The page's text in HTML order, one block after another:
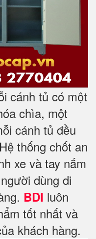
cánh tủ có một
chìa, một
cánh tủ đều
thống chốt an
xe và tay nắm
dùng di
BDI luôn
tốt nhất và
khách hàng.